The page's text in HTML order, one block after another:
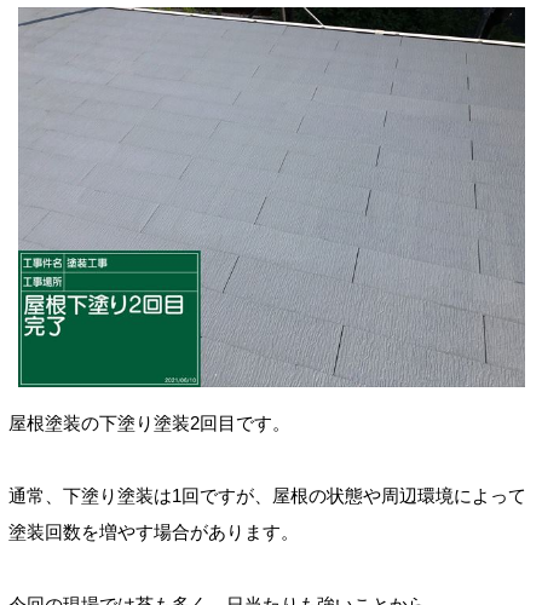
屋根塗装の下塗り塗装2回目です。
通常、下塗り塗装は1回ですが、屋根の状態や周辺環境によって
塗装回数を増やす場合があります。